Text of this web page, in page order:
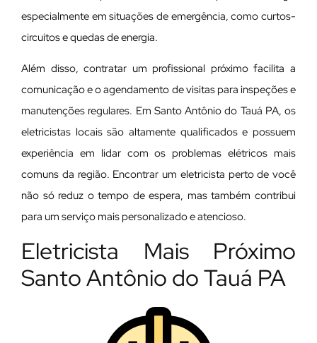
especialmente em situações de emergência, como curtos-
circuitos e quedas de energia.
Além disso, contratar um profissional próximo facilita a
comunicação e o agendamento de visitas para inspeções e
manutenções regulares. Em Santo Antônio do Tauá PA, os
eletricistas locais são altamente qualificados e possuem
experiência em lidar com os problemas elétricos mais
comuns da região. Encontrar um eletricista perto de você
não só reduz o tempo de espera, mas também contribui
para um serviço mais personalizado e atencioso.
Eletricista Mais Próximo
Santo Antônio do Tauá PA